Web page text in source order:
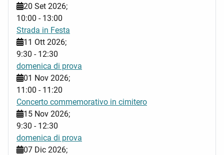
20 Set 2026;
10:00 - 13:00
Strada in Festa
11 Ott 2026;
9:30 - 12:30
domenica di prova
01 Nov 2026;
11:00 - 11:20
Concerto commemorativo in cimitero
15 Nov 2026;
9:30 - 12:30
domenica di prova
07 Dic 2026;